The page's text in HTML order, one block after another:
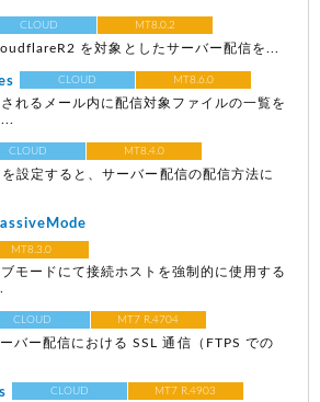
CLOUD MT8.0.2
を対象としたサーバー配信を...
CLOUD MT8.6.0
れるメール内に配信対象ファイルの一覧を
CLOUD MT8.4.0
設定すると、サーバー配信の配信方法に
MT8.3.0
モードにて接続ホストを強制的に使用する
CLOUD MT7 R.4704
バー配信における SSL 通信（FTPS での
CLOUD MT7 R.4903